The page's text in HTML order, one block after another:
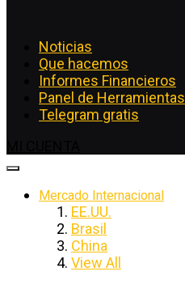
Noticias
Que hacemos
Informes Financieros
Panel de Herramientas
Telegram gratis
Mercado Internacional
EE.UU.
Brasil
China
View All